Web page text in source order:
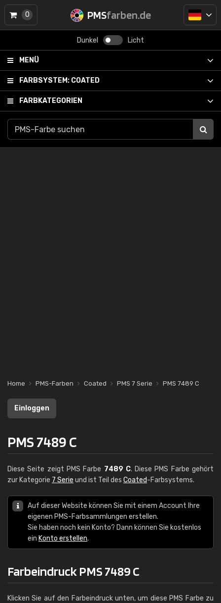
PMSfarben.de
Dunkel Licht
MENÜ
FARBSYSTEM: COATED
FARBKATEGORIEN
0
Home PMS-Farben Coated PMS 7 Serie PMS 7489 C
Einloggen
PMS 7489 C
Diese Seite zeigt PMS Farbe 7489 C. Diese PMS Farbe gehört
zur Kategorie 7 Serie und ist Teil des Coated-Farbsystems.
Auf dieser Website können Sie mit einem Account Ihre
eigenen PMS-Farbsammlungen erstellen.
Sie haben noch kein Konto? Dann können Sie kostenlos
ein Konto erstellen.
Farbeindruck PMS 7489 C
Klicken Sie auf den Farbeindruck unten, um diese PMS Farbe zu